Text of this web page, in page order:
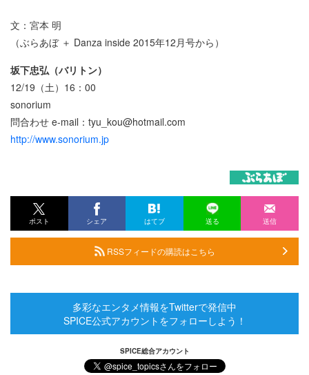
文：宮本 明
（ぶらあぼ ＋ Danza inside 2015年12月号から）
坂下忠弘（バリトン）
12/19（土）16：00
sonorium
問合わせ e-mail：tyu_kou@hotmail.com
http://www.sonorium.jp
ポスト シェア はてブ 送る 送信
RSSフィードの購読はこちら
多彩なエンタメ情報をTwitterで発信中
SPICE公式アカウントをフォローしよう！
SPICE総合アカウント